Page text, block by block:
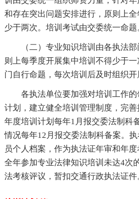
和存在突出问题安排进行，原则上
少于两次。培训考试由交委统一命题
（二）专业知识培训由各执法
则上每季度开展集中培训不得少于
门自行命题，每次培训后及时组织开
各执法单位要加强对培训工作的
计划，建立健全培训管理制度，完善
年度培训计划每年1月报交委法制科
情况每年12月报交委法制科备案。
员个人档案，作为执法证年审和年
全年参加专业法律知识培训未达4次
法考核评议，暂扣交通行政执法证件